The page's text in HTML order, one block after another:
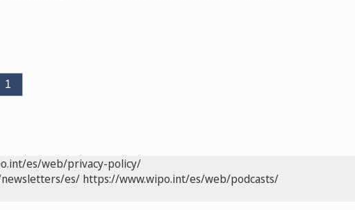
1
es/web/privacy-policy/
es/ https://www.wipo.int/es/web/podcasts/